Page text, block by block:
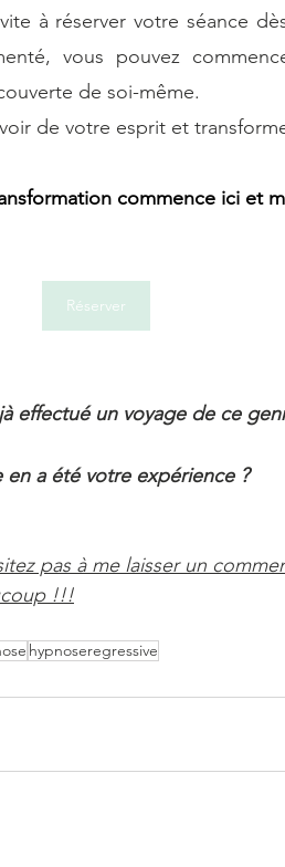
à réserver votre séance
vous pouvez
de soi-même.
de votre esprit et
commence ici et
Réserver
effectué un voyage de ce
en a été votre expérience ?
pas à me laisser un
!!!
hypnoseregressive